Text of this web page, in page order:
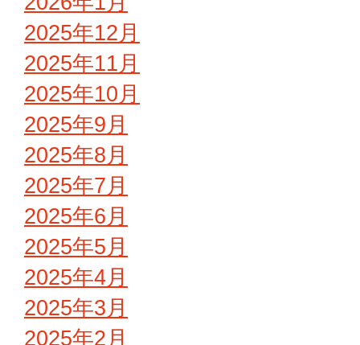
2025年12月
2025年11月
2025年10月
2025年9月
2025年8月
2025年7月
2025年6月
2025年5月
2025年4月
2025年3月
2025年2月